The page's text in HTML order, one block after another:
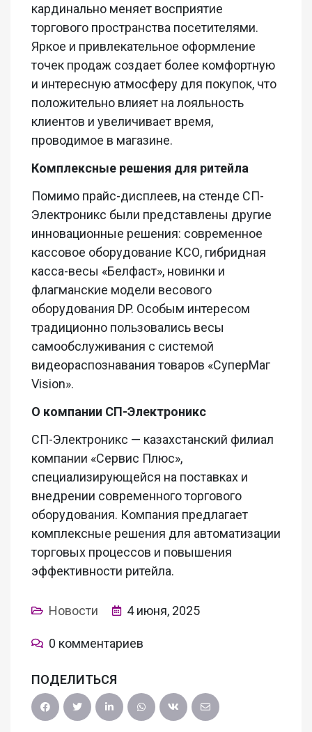
кардинально меняет восприятие
торгового пространства посетителями.
Яркое и привлекательное оформление
точек продаж создает более комфортную
и интересную атмосферу для покупок, что
положительно влияет на лояльность
клиентов и увеличивает время,
проводимое в магазине.
Комплексные решения для ритейла
Помимо прайс-дисплеев, на стенде СП-
Электроникс были представлены другие
инновационные решения: современное
кассовое оборудование КСО, гибридная
касса-весы «Белфаст», новинки и
флагманские модели весового
оборудования DP. Особым интересом
традиционно пользовались весы
самообслуживания с системой
видеораспознавания товаров «СуперМаг
Vision».
О компании СП-Электроникс
СП-Электроникс — казахстанский филиал
компании «Сервис Плюс»,
специализирующейся на поставках и
внедрении современного торгового
оборудования. Компания предлагает
комплексные решения для автоматизации
торговых процессов и повышения
эффективности ритейла.
Новости 4 июня, 2025
0 комментариев
ПОДЕЛИТЬСЯ